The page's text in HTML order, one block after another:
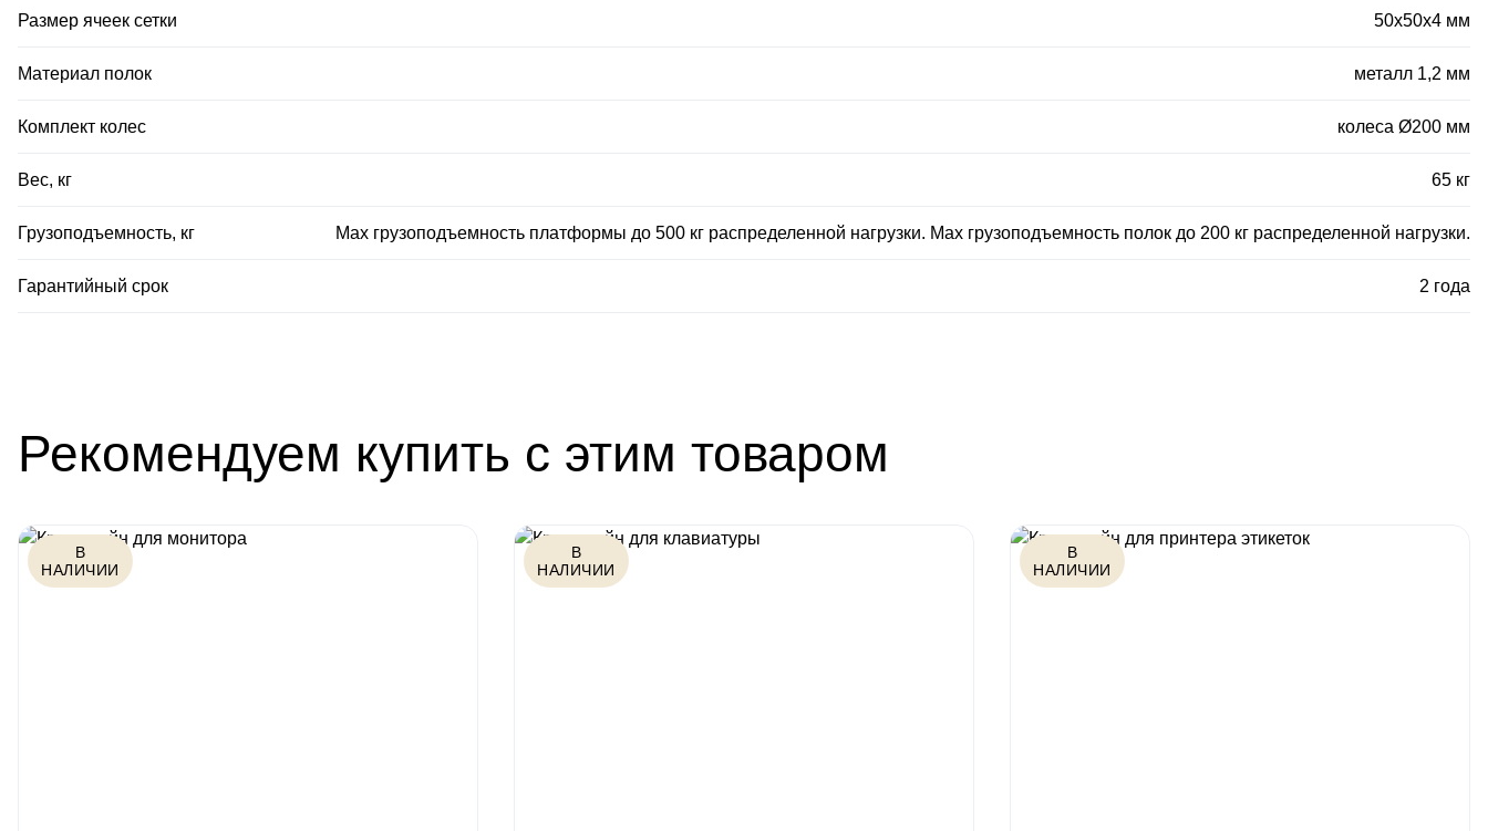
Размер ячеек сетки 50х50х4 мм
Материал полок металл 1,2 мм
Комплект колес колеса Ø200 мм
Вес, кг 65 кг
Грузоподъемность, кг Мах грузоподъемность платформы до 500 кг распределенной нагрузки. Мах грузоподъемность полок до 200 кг распределенной нагрузки.
Гарантийный срок 2 года
Рекомендуем купить с этим товаром
В
НАЛИЧИИ
В
НАЛИЧИИ
В
НАЛИЧИИ